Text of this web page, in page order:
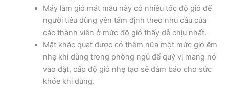
Máy làm gió mát mẫu này có nhiều tốc độ gió để
người tiêu dùng yên tâm định theo nhu cầu của
các thành viên ở mức độ gió thấy dễ chịu nhất.
Mặt khác quạt được có thêm nữa một mức gió êm
nhẹ khi dùng trong phòng ngủ để quý vị mang nó
vào đặt, cấp độ gió nhẹ tạo sẽ đảm bảo cho sức
khỏe khi dùng.